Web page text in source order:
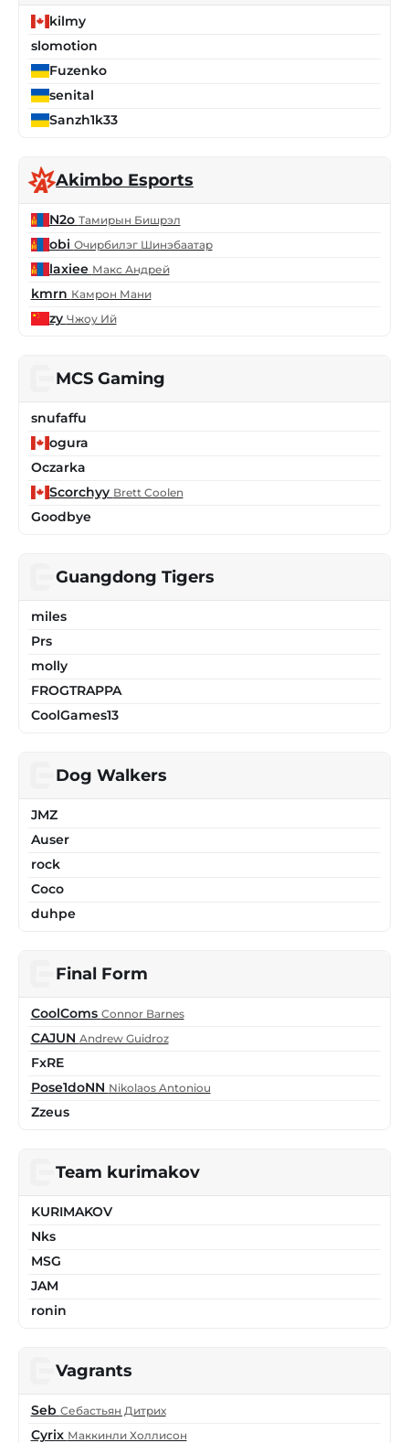
kilmy
slomotion
Fuzenko
senital
Sanzh1k33
Akimbo Esports
N2o Тамирын Бишрэл
obi Очирбилэг Шинэбаатар
laxiee Макс Андрей
kmrn Камрон Мани
zy Чжоу Ий
MCS Gaming
snufaffu
ogura
Oczarka
Scorchyy Brett Coolen
Goodbye
Guangdong Tigers
miles
Prs
molly
FROGTRAPPA
CoolGames13
Dog Walkers
JMZ
Auser
rock
Coco
duhpe
Final Form
CoolComs Connor Barnes
CAJUN Andrew Guidroz
FxRE
Pose1doNN Nikolaos Antoniou
Zzeus
Team kurimakov
KURIMAKOV
Nks
MSG
JAM
ronin
Vagrants
Seb Себастьян Дитрих
Cyrix Маккинли Холлисон